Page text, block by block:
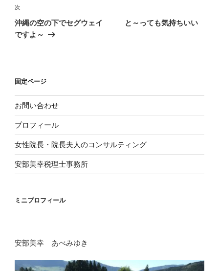
ビ
ゲ
ー
稿
次
の
投
次
沖縄の空の下でセグウェイ と～っても気持ちいい
ですよ～
固定ページ
お問い合わせ
プロフィール
女性院長・院長夫人のコンサルティング
安部美幸税理士事務所
ミニプロフィール
安部美幸 あべみゆき